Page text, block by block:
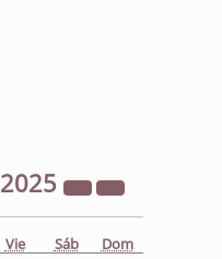
2025
Vie Sáb Dom